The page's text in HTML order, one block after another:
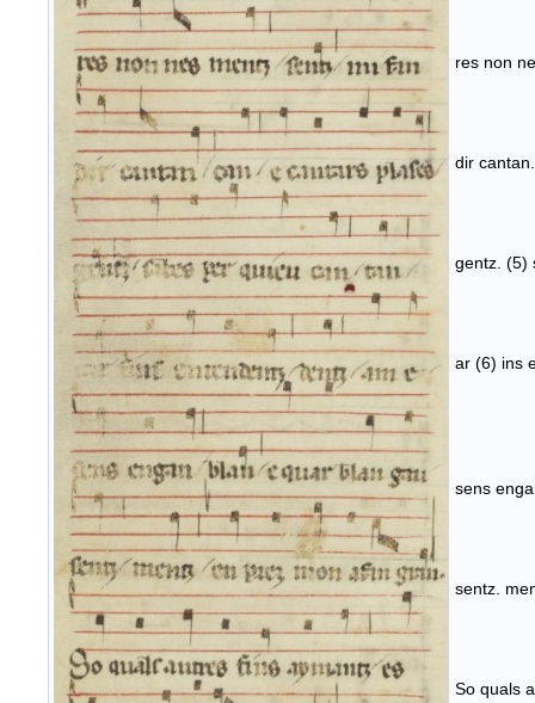
res non
dir
gentz. (5)
ar (6) ins
sens
sentz.
So quals